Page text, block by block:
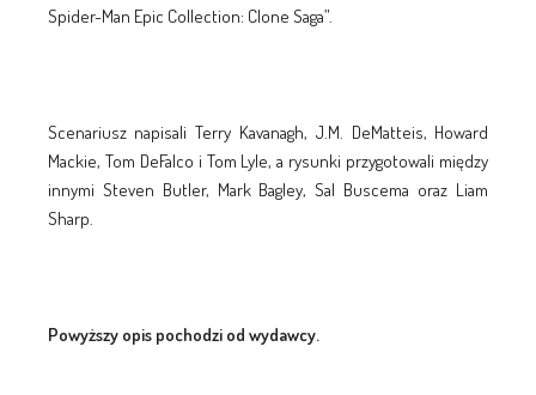
Spider-Man Epic Collection: Clone Saga”.
Scenariusz napisali Terry Kavanagh, J.M. DeMatteis, Howard
Mackie, Tom DeFalco i Tom Lyle, a rysunki przygotowali między
innymi Steven Butler, Mark Bagley, Sal Buscema oraz Liam
Sharp.
Powyższy opis pochodzi od wydawcy.